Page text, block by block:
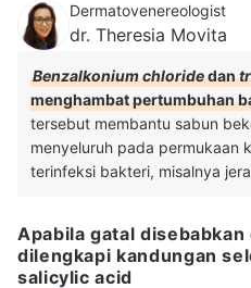
Dermatovenereologist
dr. Theresia Movita
Benzalkonium chloridedan
menghambat pertumbuhan
tersebut membantu sabun
menyeluruh pada permukaan
terinfeksi bakteri, misalnya
Apabila gatal
dilengkapi kandungan
salicylic acid